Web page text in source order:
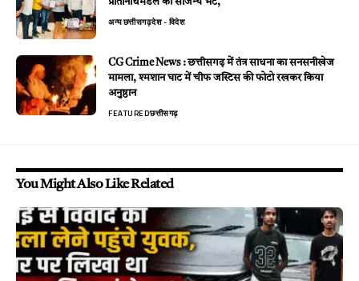
अन्यछत्तीसगढ़देश - विदेश
CG Crime News : छत्तीसगढ़ में तंत्र साधना का सनसनीखेज
मामला, श्मशान घाट में चीफ जस्टिस की फोटो रखकर किया
अनुष्ठान
FEATUREDछत्तीसगढ़
You Might Also Like Related